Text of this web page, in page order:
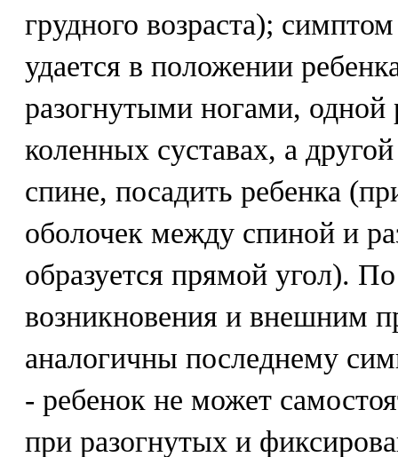
грудного возраста);
удается в положении
разогнутыми ногами, одной
коленных суставах, а
спине, посадить ребенка
оболочек между спиной и
образуется прямой угол).
возникновения и внешним
аналогичны последнему
- ребенок не может
при разогнутых и